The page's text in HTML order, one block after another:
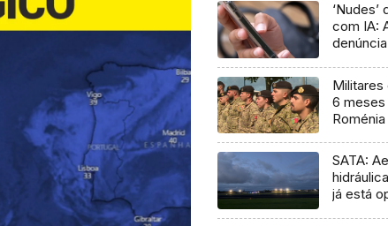
com IA:
denúncia
6 meses
Roménia
SATA:
já está